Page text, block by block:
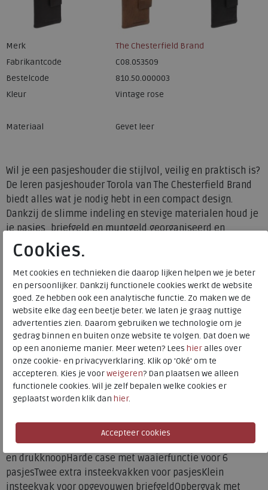
Wil je een pasjeshouder die stijlvol, veilig en praktisch is?
De leren pasjeshouder Torola van The Chesterfield Brand
biedt alles wat je nodig hebt in een compact design.
Dankzij de slimme indeling en stevige materialen houd je
je pasjes, briefgeld en muntgeld georganiseerd en
beschermd.Deze leren pasjeshouder opent met een flap
en drukknoop en klapt vervolgens soepel open. Aan de
linkerkant bevindt zich een harde case met ruimte voor
zes pasjes. Met een simpele beweging aan het hendeltje
schuiven ze in een waaier naar boven, zodat je direct
overzicht hebt en moeiteloos het juiste pasje pakt.Aan de
rechterkant vind je twee aparte insteekvakken voor extra
pasjes, zoals je rijbewijs of OV-chipkaart. Daarnaast is er
nog een compact vakje waarin je opgevouwen briefgeld
netjes kunt opbergen.Voor kleingeld heeft de Torola aan de
achterkant een apart vakje met drukknoop, zodat je ook
muntgeld veilig kunt meenemen. Bovendien is deze leren
je pasjes beschermd zijn tegen ongewenste scans.De
belangrijkste kenmerken van de Torola:Sluit met een flap
en drukknoopHarde case met waaierfunctie voor 6
pasjesTwee extra insteekvakken voor pasjesKlein
insteekvak voor opgevouwen briefgeldOpbergvak met
Merk
The Chesterfield Brand
Fabrikantcode
C08.053509
Bestelcode
810.50.000003
Kleur
Vintage rose
Materiaal Gevet leer
Cookies.
Met cookies en technieken die daarop lijken helpen we je beter
en persoonlijker. Dankzij functionele cookies werkt de website
goed. Ze hebben ook een analytische functie. Zo maken we de
website elke dag een beetje beter. We laten je graag nuttige
advertenties zien. Daarom gebruiken we technologie om je
gedrag binnen en buiten onze website te volgen. Dat doen we
op een anonieme manier. Meer weten? Lees hieralles over
onze cookie- en privacyverklaring. Klik op 'Oké' om te
accepteren. Kies je voorweigeren? Dan plaatsen we alleen
functionele cookies. Wil je zelf bepalen welke cookies er
geplaatst worden klik dan hier.